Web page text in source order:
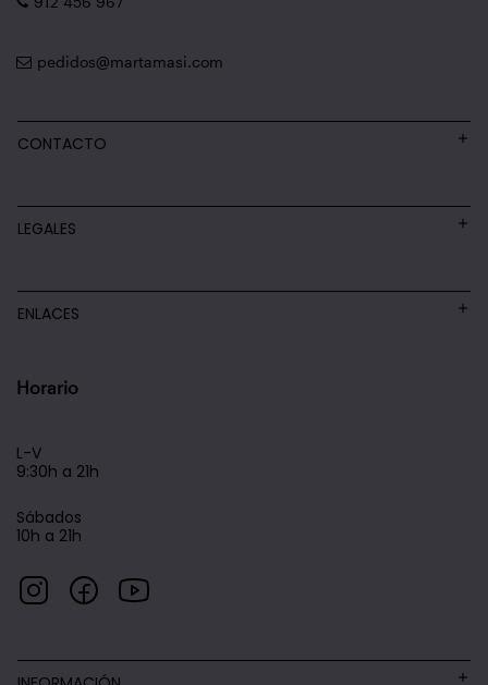
pedidos@martamasi.com
CONTACTO
LEGALES
ENLACES
Horario
L-V
9:30h a 21h
Sábados
10h a 21h